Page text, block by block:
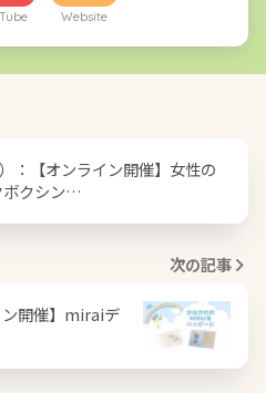
Website
：【オンライン開催】女性の
ボクシン…
次の記事
開催】miraiデ